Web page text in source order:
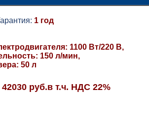
1 год
1100 Вт/220 В,
150 л/мин,
50 л
42030 руб.в т.ч. НДС 22%